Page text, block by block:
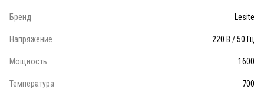
Бренд Lesite
Напряжение 220 В / 50 Гц
Мощность 1600
Температура 700